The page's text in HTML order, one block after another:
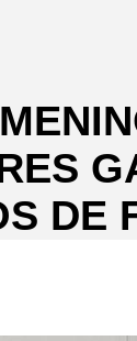
DE